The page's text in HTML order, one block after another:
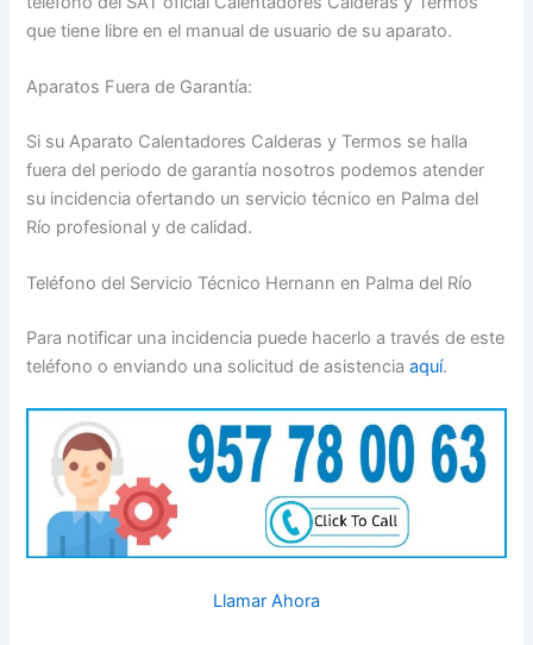
que tiene libre en el manual de usuario de su aparato.
Aparatos Fuera de Garantía:
Si su Aparato Calentadores Calderas y Termos se halla
fuera del periodo de garantía nosotros podemos atender
su incidencia ofertando un servicio técnico en Palma del
Río profesional y de calidad.
Teléfono del Servicio Técnico Hernann en Palma del Río
Para notificar una incidencia puede hacerlo a través de este
teléfono o enviando una solicitud de asistenciaaquí.
Llamar Ahora